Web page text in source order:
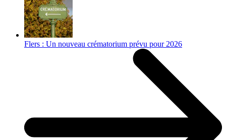
Flers : Un nouveau crématorium prévu pour 2026